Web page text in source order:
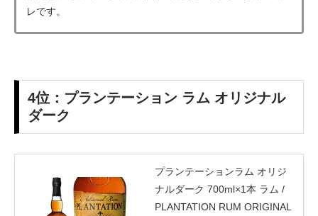
レです。
4位： プランテーション ラム オリジナル
ダーク
プランテーションラム オリジ
ナルダーク 700ml×1本 ラム /
PLANTATION RUM ORIGINAL